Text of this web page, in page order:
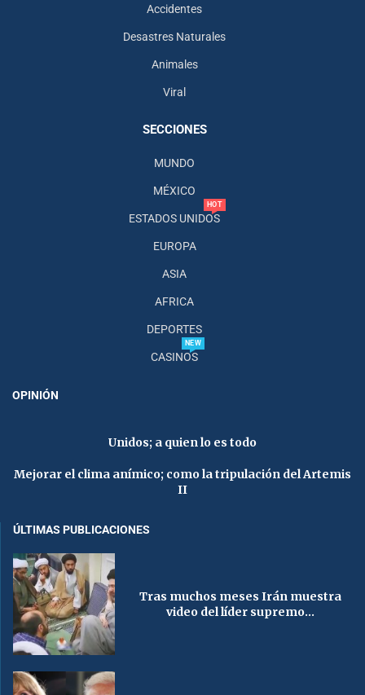
Accidentes
Desastres Naturales
Animales
Viral
SECCIONES
MUNDO
MÉXICO
ESTADOS UNIDOS
HOT
EUROPA
ASIA
AFRICA
DEPORTES
CASINOS
NEW
OPINIÓN
Unidos; a quien lo es todo
Mejorar el clima anímico; como la tripulación del Artemis
II
ÚLTIMAS PUBLICACIONES
Tras muchos meses Irán muestra
video del líder supremo...